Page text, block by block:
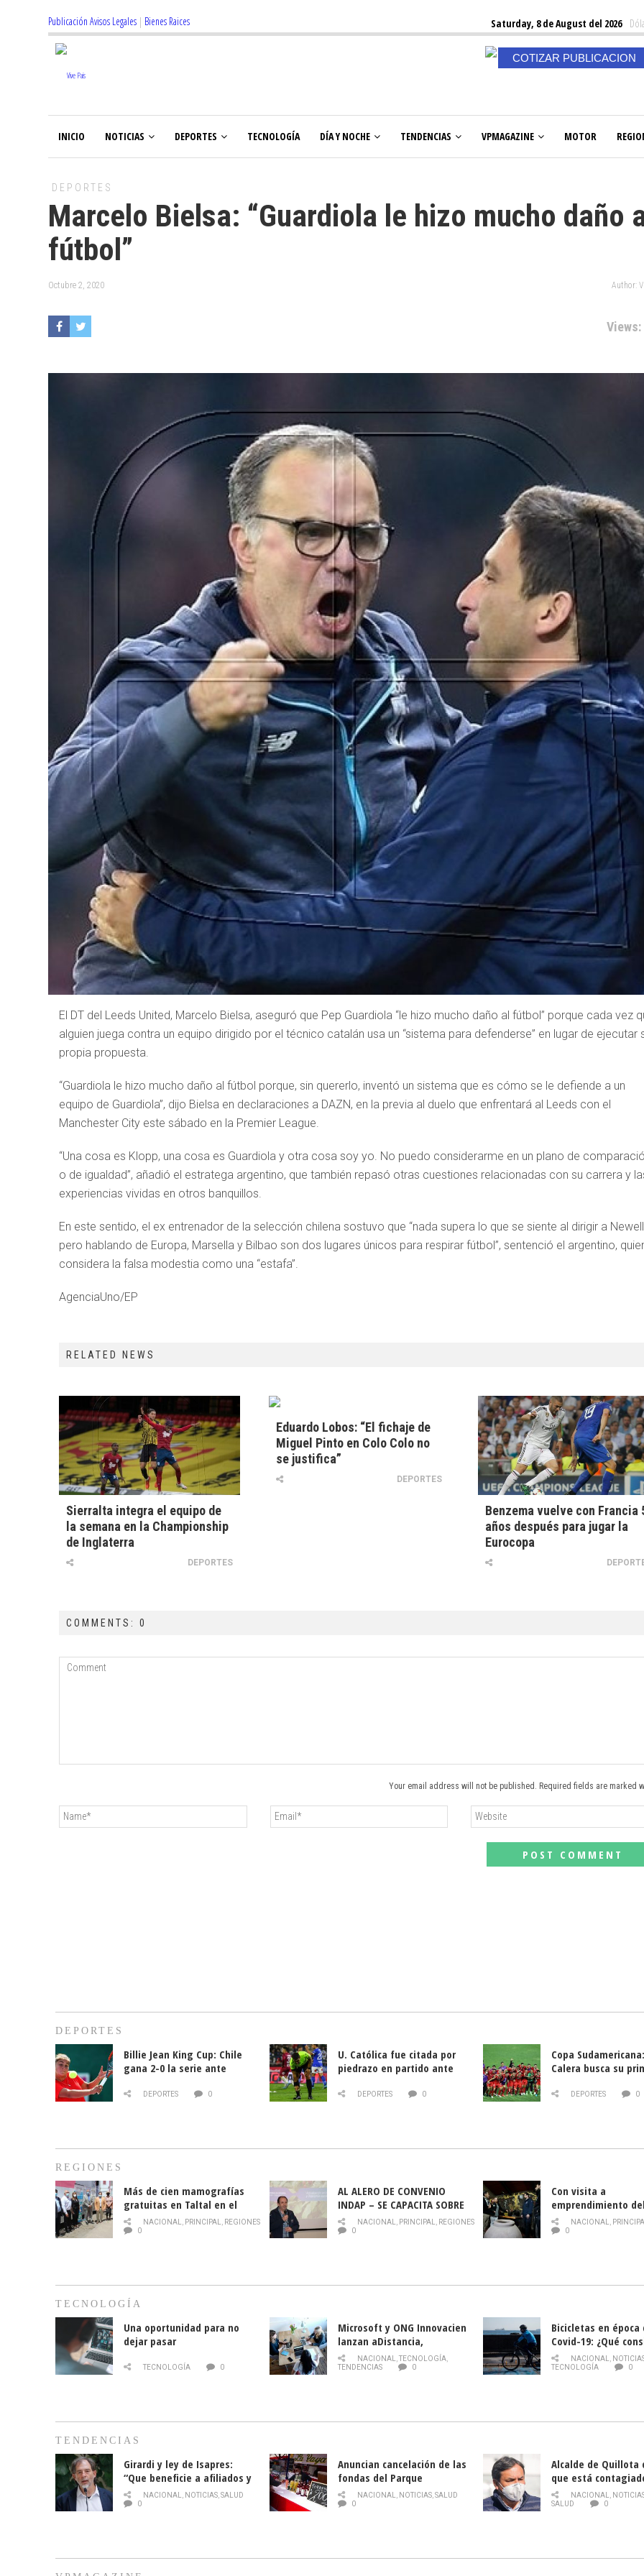
Publicación Avisos Legales | Bienes Raices Saturday, 8 de August del 2026
COTIZAR PUBLICACION
INICIO NOTICIAS DEPORTES TECNOLOGÍA DÍA Y NOCHE TENDENCIAS VPMAGAZINE MOTOR
DEPORTES
Marcelo Bielsa: “Guardiola le hizo mucho daño
fútbol”
Octubre 2, 2020 Author:
Views:
El DT del Leeds United, Marcelo Bielsa, aseguró que Pep Guardiola “le hizo mucho daño al fútbol” porque cada vez
alguien juega contra un equipo dirigido por el técnico catalán usa un “sistema para defenderse” en lugar de ejecutar
propia propuesta.
“Guardiola le hizo mucho daño al fútbol porque, sin quererlo, inventó un sistema que es cómo se le defiende a un
equipo de Guardiola”, dijo Bielsa en declaraciones a DAZN, en la previa al duelo que enfrentará al Leeds con el
Manchester City este sábado en la Premier League.
“Una cosa es Klopp, una cosa es Guardiola y otra cosa soy yo. No puedo considerarme en un plano de
o de igualdad”, añadió el estratega argentino, que también repasó otras cuestiones relacionadas con su carrera y
experiencias vividas en otros banquillos.
En este sentido, el ex entrenador de la selección chilena sostuvo que “nada supera lo que se siente al dirigir a
pero hablando de Europa, Marsella y Bilbao son dos lugares únicos para respirar fútbol”, sentenció el argentino,
considera la falsa modestia como una “estafa”.
AgenciaUno/EP
RELATED NEWS
Sierralta integra el equipo de
la semana en la Championship
de Inglaterra
DEPORTES
Eduardo Lobos: “El fichaje de
Miguel Pinto en Colo Colo no
se justifica”
DEPORTES
Benzema vuelve con Francia
años después para jugar la
Eurocopa
COMMENTS: 0
Your email address will not be published. Required fields are marked
DEPORTES
Billie Jean King Cup: Chile
gana 2-0 la serie ante
DEPORTES 0
U. Católica fue citada por
piedrazo en partido ante
DEPORTES 0
Copa
Calera busca su
DEPORTES 0
REGIONES
Más de cien mamografías
gratuitas en Taltal en el
mes de la prevención del
cáncer de mama
NACIONAL, PRINCIPAL, REGIONES
0
AL ALERO DE CONVENIO
INDAP – SE CAPACITA SOBRE
PLAGA DROSOPHILA SUZUKII
NACIONAL, PRINCIPAL, REGIONES
0
Con visita a
emprendimiento
y llamado al
historia campesina
NACIONAL,
0
TECNOLOGÍA
Una oportunidad para no
dejar pasar
TECNOLOGÍA 0
Microsoft y ONG Innovacien
lanzan aDistancia,
plataforma con cursos
gratuitos online sobre
NACIONAL,TECNOLOGÍA,
TENDENCIAS
0
Bicicletas en época
Covid-19: ¿Qué
momento de
NACIONAL,
TECNOLOGÍA
0
TENDENCIAS
Girardi y ley de Isapres:
“Que beneficie a afiliados y
no legalice el abuso”
NACIONAL, NOTICIAS,SALUD
0
Anuncian cancelación de las
fondas del Parque
O’Higgins debido al
coronavirus
NACIONAL, NOTICIAS,SALUD
0
Alcalde de Quillota
que está
COVID-19
NACIONAL,
SALUD
0